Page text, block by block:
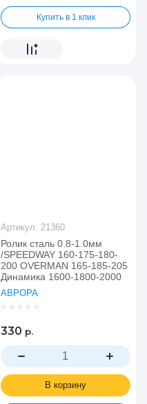
Купить в 1 клик
Ролик сталь 0.8-1.0мм
/SPEEDWAY 160-175-180-
200 OVERMAN 165-185-205
Динамика 1600-1800-2000
АВРОРА
Артикул: 21360
330 р.
В корзину